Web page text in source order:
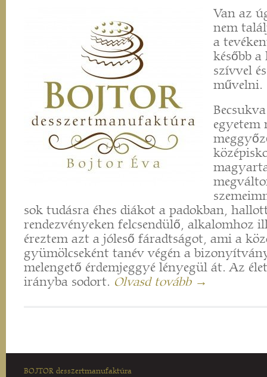
Van az
nem
a
később
szívvel
művelni.
egyetem
sok tudásra éhes diákot a padokban,
rendezvényeken felcsendülő, alkalomhoz
éreztem azt a jóleső fáradtságot, ami a
gyümölcseként tanév végén a
melengető érdemjeggyé lényegül át. Az
irányba sodort. Olvasd tovább →
BOJTOR desszertmanufaktúra